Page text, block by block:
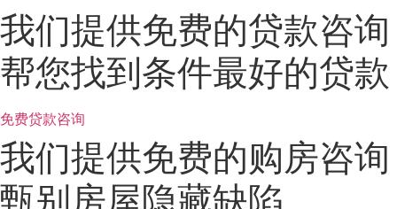
我们提供免费的贷款咨询
帮您找到条件最好的贷款
免费贷款咨询
我们提供免费的购房咨询
甄别房屋隐藏缺陷